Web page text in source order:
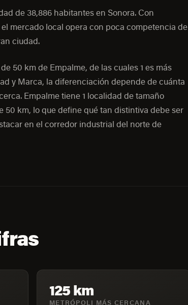
de 38,886 habitantes en Sonora. Con
el mercado local opera con poca competencia de
ciudad.
50 km de Empalme, de las cuales 1 es más
y Marca, la diferenciación depende de cuánta
Empalme tiene 1 localidad de tamaño
50 km, lo que define qué tan distintiva debe ser
en el corredor industrial del norte de
125 km
METRÓPOLI MÁS CERCANA